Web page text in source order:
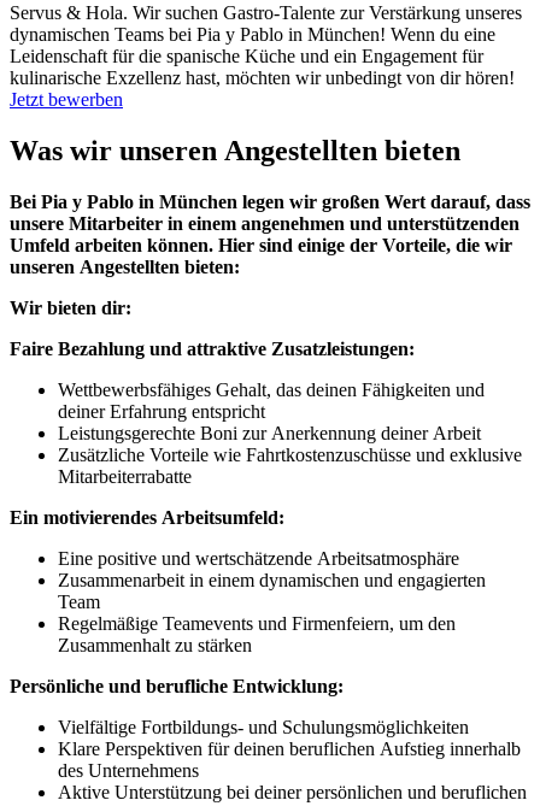
Servus & Hola. Wir suchen Gastro-Talente zur Verstärkung unseres
dynamischen Teams bei Pia y Pablo in München! Wenn du eine
Leidenschaft für die spanische Küche und ein Engagement für
kulinarische Exzellenz hast, möchten wir unbedingt von dir hören!
Jetzt bewerben
Was wir unseren Angestellten bieten
Bei Pia y Pablo in München legen wir großen Wert darauf, dass
unsere Mitarbeiter in einem angenehmen und unterstützenden
Umfeld arbeiten können. Hier sind einige der Vorteile, die wir
unseren Angestellten bieten:
Wir bieten dir:
Faire Bezahlung und attraktive Zusatzleistungen:
Wettbewerbsfähiges Gehalt, das deinen Fähigkeiten und
deiner Erfahrung entspricht
Leistungsgerechte Boni zur Anerkennung deiner Arbeit
Zusätzliche Vorteile wie Fahrtkostenzuschüsse und exklusive
Mitarbeiterrabatte
Ein motivierendes Arbeitsumfeld:
Eine positive und wertschätzende Arbeitsatmosphäre
Zusammenarbeit in einem dynamischen und engagierten
Team
Regelmäßige Teamevents und Firmenfeiern, um den
Zusammenhalt zu stärken
Persönliche und berufliche Entwicklung:
Vielfältige Fortbildungs- und Schulungsmöglichkeiten
Klare Perspektiven für deinen beruflichen Aufstieg innerhalb
des Unternehmens
Aktive Unterstützung bei deiner persönlichen und beruflichen